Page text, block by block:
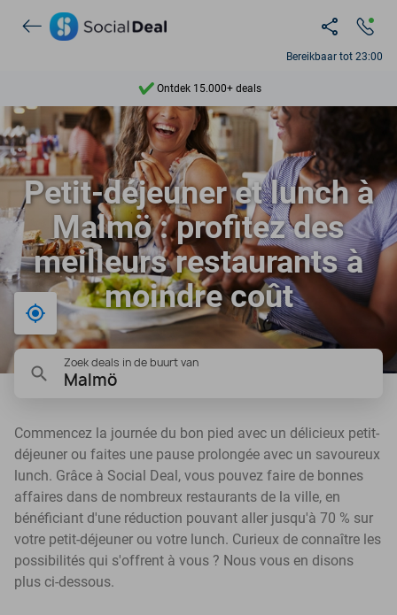
Bereikbaar tot 23:00
7 dagen per week beschikbaar
10+ miljoen leden
Ontdek 15.000+ deals
Petit-déjeuner et lunch à
Malmö : profitez des
meilleurs restaurants à
moindre coût
Bij mij in de buurt
Zoek deals in de buurt van
Malmö
Commencez la journée du bon pied avec un délicieux petit-
déjeuner ou faites une pause prolongée avec un savoureux
lunch. Grâce à Social Deal, vous pouvez faire de bonnes
affaires dans de nombreux restaurants de la ville, en
bénéficiant d'une réduction pouvant aller jusqu'à 70 % sur
votre petit-déjeuner ou votre lunch. Curieux de connaître les
possibilités qui s'offrent à vous ? Nous vous en disons
plus ci-dessous.